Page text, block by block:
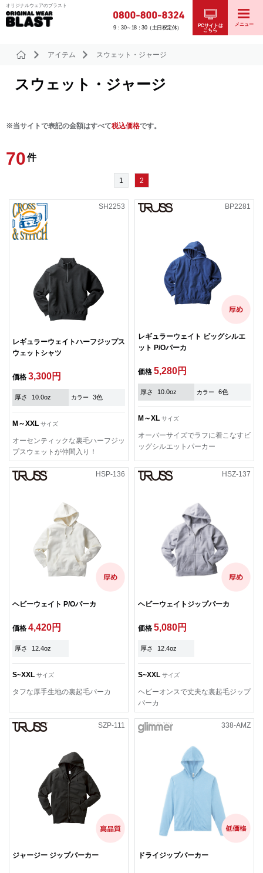
オリジナルウェアのブラスト
9：30～18：30（土日祝定休）
PCサイトは
こちら
メニュー
アイテム スウェット・ジャージ
スウェット・ジャージ
※当サイトで表記の金額はすべて税込価格です。
70件
1 2
SH2253
レギュラーウェイトハーフジップス
ウェットシャツ
価格 3,300円
厚さ 10.0oz カラー 3色
M～XXL サイズ
オーセンティックな裏毛ハーフジッ
プスウェットが仲間入り！
BP2281
レギュラーウェイト ビッグシルエ
ット P/Oパーカ
価格 5,280円
厚さ 10.0oz カラー 6色
M～XL サイズ
オーバーサイズでラフに着こなすビ
ッグシルエットパーカー
HSP-136
ヘビーウェイト P/Oパーカ
価格 4,420円
厚さ 12.4oz
S~XXL サイズ
タフな厚手生地の裏起毛パーカ
HSZ-137
ヘビーウェイトジップパーカ
価格 5,080円
厚さ 12.4oz
S~XXL サイズ
ヘビーオンスで丈夫な裏起毛ジップ
パーカ
SZP-111
ジャージー ジップパーカー
338-AMZ
ドライジップパーカー